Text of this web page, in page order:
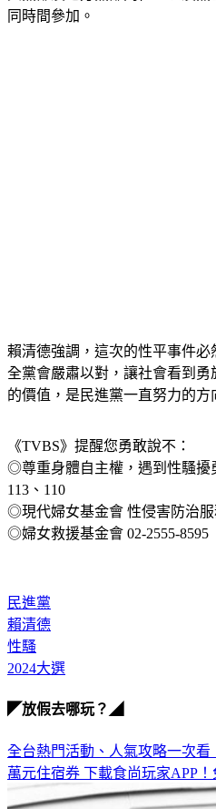
全黨會嚴肅以對，讓社會看到勇
的價值，是民進黨一直努力的方
◎尊重身體自主權，遇到性騷擾
113、110
◎現代婦女基金會 性侵害防治服
◎婦女救援基金會 02-2555-8595
賴清德
性騷
2024大選
萬元住宿券下載食尚玩家APP